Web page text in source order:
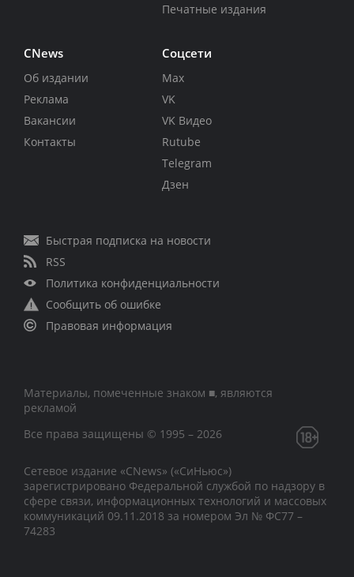
Печатные издания
CNews
Об издании
Реклама
Вакансии
Контакты
Соцсети
Max
VK
VK Видео
Rutube
Telegram
Дзен
Быстрая подписка на новости
RSS
Политика конфиденциальности
Сообщить об ошибке
Правовая информация
Материалы, помеченные знаком ■, являются
рекламой
Все права защищены © 1995 – 2026
Сетевое издание «CNews» («СиНьюс»)
зарегистрировано Федеральной службой по надзору в
сфере связи, информационных технологий и массовых
коммуникаций 09.11.2018 за номером Эл № ФС77 –
74283